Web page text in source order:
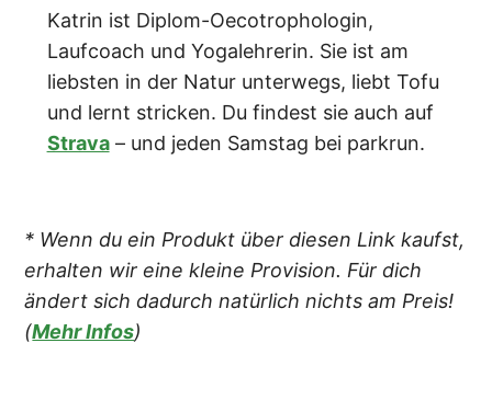
Katrin ist Diplom-Oecotrophologin,
Laufcoach und Yogalehrerin. Sie ist am
liebsten in der Natur unterwegs, liebt Tofu
und lernt stricken. Du findest sie auch auf
Strava– und jeden Samstag bei parkrun.
* Wenn du ein Produkt über diesen Link kaufst,
erhalten wir eine kleine Provision. Für dich
ändert sich dadurch natürlich nichts am Preis!
(Mehr Infos)